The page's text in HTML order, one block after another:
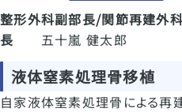
整形外科副部長/関節再建外
長
五十嵐 健太郎
液体窒素処理骨移植
自家液体窒素処理骨による再